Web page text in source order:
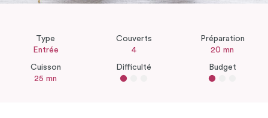
Type
Entrée
Couverts
4
Préparation
20 mn
Cuisson
25 mn
Difficulté Budget